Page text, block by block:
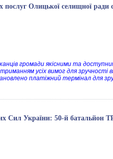
Олицької селищної ради
громади якісними та
усіх вимог для зручності
платіжний термінал для
Сил України: 50-й батальйон